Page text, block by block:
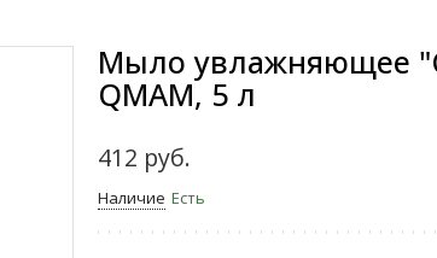
Мыло увлажняющее
QMAM, 5 л
412 руб.
Наличие Есть